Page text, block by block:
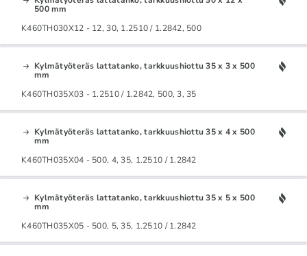
500 mm
K460TH030X12 - 12, 30, 1.2510 / 1.2842, 500
Kylmätyöteräs lattatanko, tarkkuushiottu 35 x 3 x 500
mm
K460TH035X03 - 1.2510 / 1.2842, 500, 3, 35
Kylmätyöteräs lattatanko, tarkkuushiottu 35 x 4 x 500
mm
K460TH035X04 - 500, 4, 35, 1.2510 / 1.2842
Kylmätyöteräs lattatanko, tarkkuushiottu 35 x 5 x 500
mm
K460TH035X05 - 500, 5, 35, 1.2510 / 1.2842